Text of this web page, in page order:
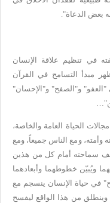
بعض الدعاة".
في تنظيم علاقة الإنسان
مبدأ التسامح في القرآن
"العفو" و"الصفح" و"الإحسان"
"…
الحياة العامة والخاصة،
وأمته، ومع الناس جميعاً، ومع
سماحته أمام كل من هذين
ويُبيّن خطوطهما وأبعادهما
في حياة الإنسان ينسجم مع
وينطلق من هذا الواقع ليفسح